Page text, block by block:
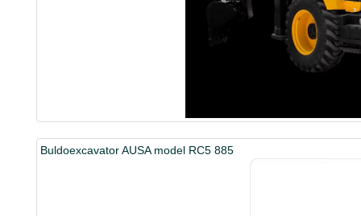
Buldoexcavator AUSA model RC5 885